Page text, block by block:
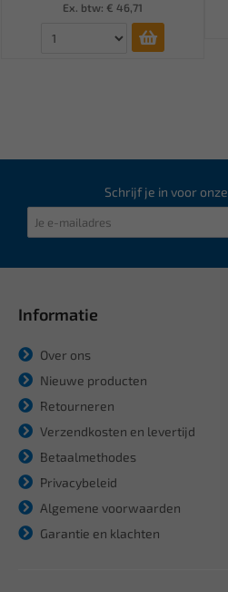
Ex. btw: € 46,71
Schrijf je in voor onze
Informatie
Over ons
Nieuwe producten
Retourneren
Verzendkosten en levertijd
Betaalmethodes
Privacybeleid
Algemene voorwaarden
Garantie en klachten